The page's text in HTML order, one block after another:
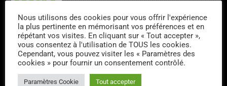
Raymond Delarua
Greg Lavallée
Nous utilisons des cookies pour vous offrir l'expérience
la plus pertinente en mémorisant vos préférences et en
répétant vos visites. En cliquant sur « Tout accepter »,
vous consentez à l'utilisation de TOUS les cookies.
Cependant, vous pouvez visiter les « Paramètres des
cookies » pour fournir un consentement contrôlé.
Paramètres Cookie Tout accepter